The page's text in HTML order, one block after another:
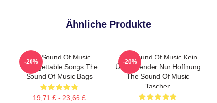
Ähnliche Produkte
The Sound Of Music
Unforgettable Songs The
Sound Of Music Bags
19,71 £ - 23,66 £
-20%
The Sound Of Music Kein
Überlebender Nur Hoffnung
The Sound Of Music
Taschen
-20%